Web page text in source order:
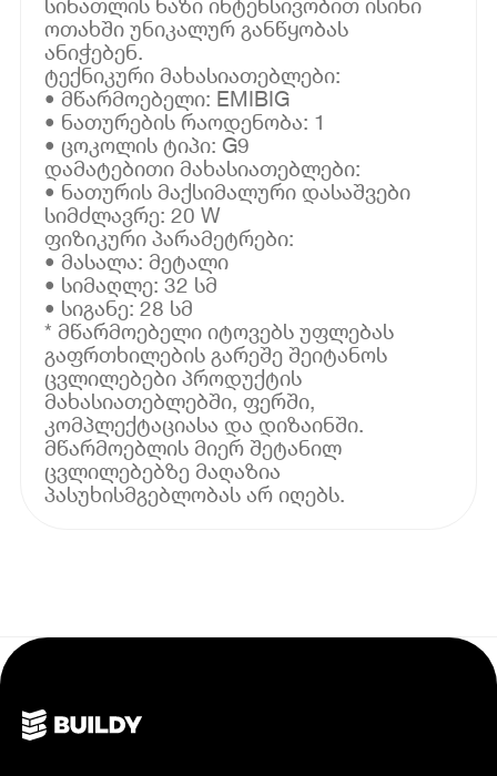
ოთახში უნიკალურ განწყობას
ანიჭებენ.
ტექნიკური მახასიათებლები:
• მწარმოებელი: EMIBIG
• ნათურების რაოდენობა: 1
• ცოკოლის ტიპი: G9
დამატებითი მახასიათებლები:
• ნათურის მაქსიმალური დასაშვები
სიმძლავრე: 20 W
ფიზიკური პარამეტრები:
• მასალა: მეტალი
• სიმაღლე: 32 სმ
• სიგანე: 28 სმ
* მწარმოებელი იტოვებს უფლებას
გაფრთხილების გარეშე შეიტანოს
ცვლილებები პროდუქტის
მახასიათებლებში, ფერში,
კომპლექტაციასა და დიზაინში.
მწარმოებლის მიერ შეტანილ
ცვლილებებზე მაღაზია
პასუხისმგებლობას არ იღებს.